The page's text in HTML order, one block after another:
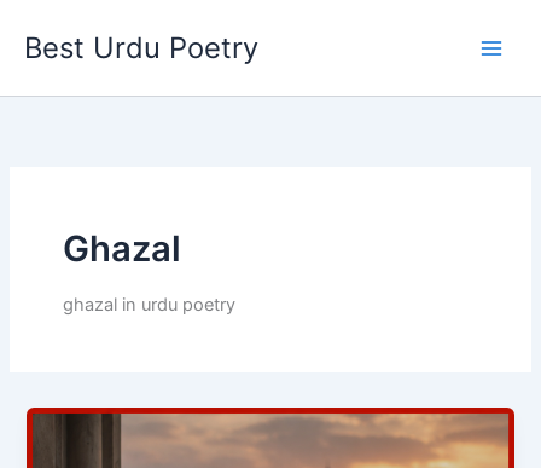
Best Urdu Poetry
Ghazal
ghazal in urdu poetry